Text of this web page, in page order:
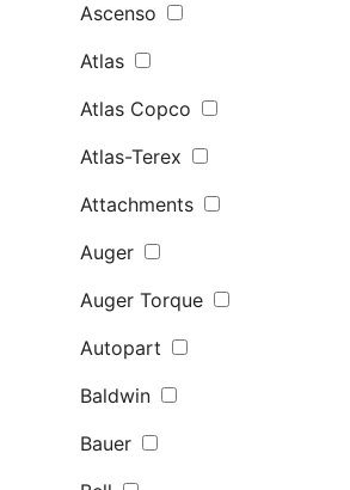
Ascenso
Atlas
Atlas Copco
Atlas-Terex
Attachments
Auger
Auger Torque
Autopart
Baldwin
Bauer